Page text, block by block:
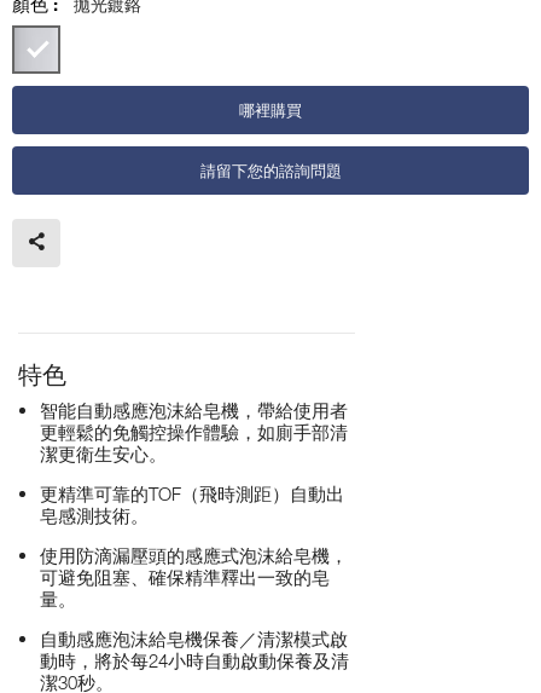
哪裡購買
請留下您的諮詢問題
特色
智能自動感應泡沫給皂機，帶給使用者
更輕鬆的免觸控操作體驗，如廁手部清
潔更衛生安心。
更精準可靠的TOF（飛時測距）自動出
皂感測技術。
使用防滴漏壓頭的感應式泡沫給皂機，
可避免阻塞、確保精準釋出一致的皂
量。
自動感應泡沫給皂機保養／清潔模式啟
動時，將於每24小時自動啟動保養及清
潔30秒。